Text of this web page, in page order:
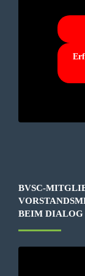
BVSC-
BEIM DIALOG